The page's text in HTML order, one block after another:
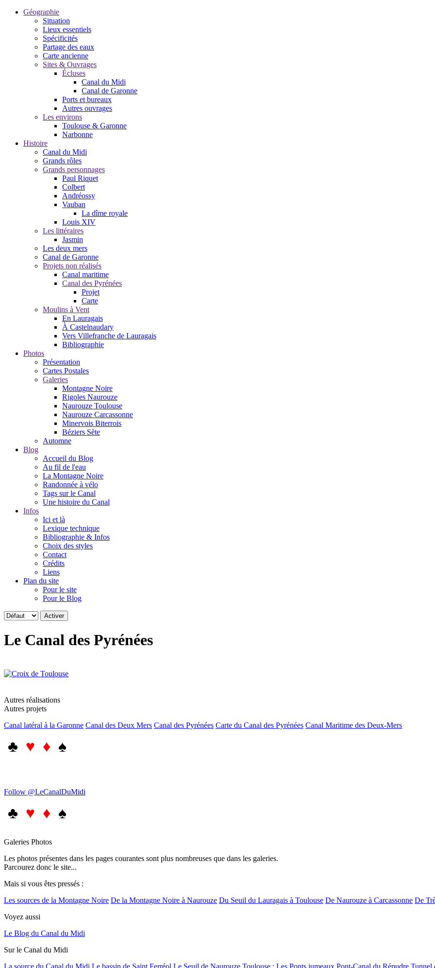
Géographie
Situation
Lieux essentiels
Spécificités
Partage des eaux
Carte ancienne
Sites & Ouvrages
Écluses
Canal du Midi
Canal de Garonne
Ports et bureaux
Autres ouvrages
Les environs
Toulouse & Garonne
Narbonne
Histoire
Canal du Midi
Grands rôles
Grands personnages
Paul Riquet
Colbert
Andréossy
Vauban
La dîme royale
Louis XIV
Les littéraires
Jasmin
Les deux mers
Canal de Garonne
Projets non réalisés
Canal maritime
Canal des Pyrénées
Projet
Carte
Moulins à Vent
En Lauragais
À Castelnaudary
Vers Villefranche de Lauragais
Bibliographie
Photos
Présentation
Cartes Postales
Galeries
Montagne Noire
Rigoles Naurouze
Naurouze Toulouse
Naurouze Carcassonne
Minervois Biterrois
Béziers Sète
Automne
Blog
Accueil du Blog
Au fil de l'eau
La Montagne Noire
Randonnée à vélo
Tags sur le Canal
Une histoire du Canal
Infos
Ici et là
Lexique technique
Bibliographie & Infos
Choix des styles
Contact
Crédits
Liens
Plan du site
Pour le site
Pour le Blog
Le Canal des Pyrénées
Autres réalisations
Autres projets
Canal latéral à la Garonne Canal des Deux Mers Canal des Pyrénées Carte du Canal des Pyrénées Canal Maritime des Deux-Mers
♣ ♥ ♦ ♠
Follow @LeCanalDuMidi
♣ ♥ ♦ ♠
Galeries Photos
Les photos présentes dans les pages courantes sont plus nombreuses que dans les galeries.
Parcourez donc le site...
Mais si vous êtes pressés :
Les sources de la Montagne Noire De la Montagne Noire à Naurouze Du Seuil du Lauragais à Toulouse De Naurouze à Carcassonne De
Voyez aussi
Le Blog du Canal du Midi
Sur le Canal du Midi
La source du Canal du Midi Le bassin de Saint Ferréol Le Seuil de Naurouze Toulouse : Les Ponts jumeaux Pont-Canal du Répudre Tunnel